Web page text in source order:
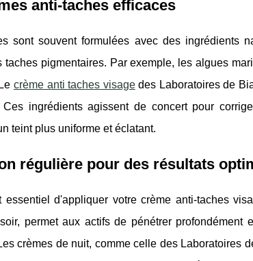
anti-taches efficaces
sont souvent formulées avec des ingrédients
pigmentaires. Par exemple, les algues
crème anti taches visagedes Laboratoires de
ingrédients agissent de concert pour
teint plus uniforme et éclatant.
régulière pour des résultats
d'appliquer votre crème anti-taches
permet aux actifs de pénétrer profondément
crèmes de nuit, comme celle des Laboratoires